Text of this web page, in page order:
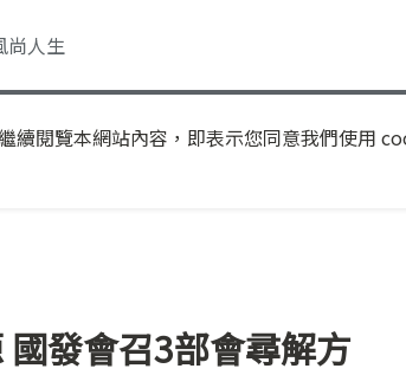
尚人生
閱覽本網站內容，即表示您同意我們使用
發會召3部會尋解方